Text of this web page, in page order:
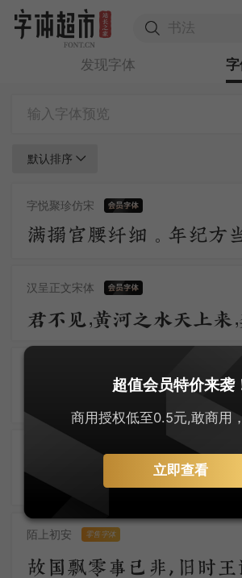
发现字体
默认排序
字悦聚珍仿宋
汉呈正文宋体
安景臣手书仿宋 零售字体
陌上初安 零售字体
超值会员特价来袭
商用授权低至0.5元,敢商用
立即查看